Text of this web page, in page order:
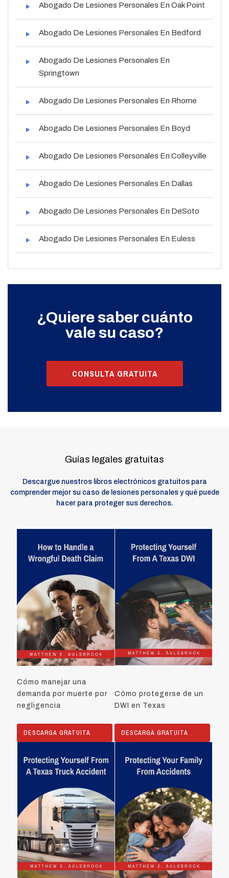
Abogado De Lesiones Personales En Oak Point
Abogado De Lesiones Personales En Bedford
Abogado De Lesiones Personales En
Springtown
Abogado De Lesiones Personales En Rhome
Abogado De Lesiones Personales En Boyd
Abogado De Lesiones Personales En Colleyville
Abogado De Lesiones Personales En Dallas
Abogado De Lesiones Personales En DeSoto
Abogado De Lesiones Personales En Euless
¿Quiere saber cuánto
vale su caso?
CONSULTA GRATUITA
Guías legales gratuitas
Descargue nuestros libros electrónicos gratuitos para
comprender mejor su caso de lesiones personales y qué puede
hacer para proteger sus derechos.
Cómo manejar una
demanda por muerte por
negligencia
DESCARGA GRATUITA
Cómo protegerse de un
DWI en Texas
DESCARGA GRATUITA